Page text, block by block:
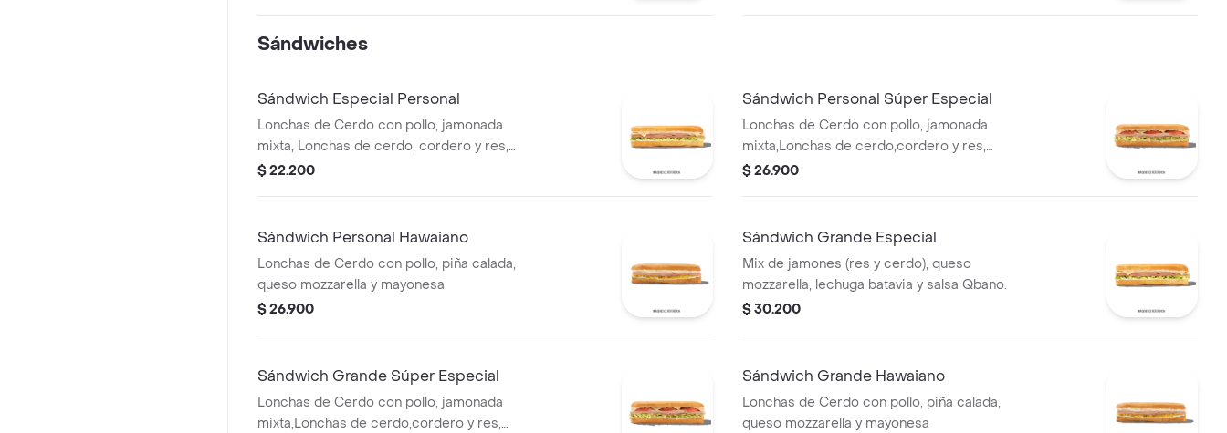
Sándwiches
Sándwich Especial Personal
Lonchas de Cerdo con pollo, jamonada
mixta, Lonchas de cerdo, cordero y res,
queso mozzarella, lechuga batavia y salsa
$ 22.200
Sándwich Personal Súper Especial
Lonchas de Cerdo con pollo, jamonada
mixta,Lonchas de cerdo,cordero y res,
salchichón,tomate,queso
$ 26.900
Sándwich Personal Hawaiano
Lonchas de Cerdo con pollo, piña calada,
queso mozzarella y mayonesa
$ 26.900
Sándwich Grande Especial
Mix de jamones (res y cerdo), queso
mozzarella, lechuga batavia y salsa Qbano.
$ 30.200
Sándwich Grande Súper Especial
Lonchas de Cerdo con pollo, jamonada
mixta,Lonchas de cerdo,cordero y res,
Sándwich Grande Hawaiano
Lonchas de Cerdo con pollo, piña calada,
queso mozzarella y mayonesa